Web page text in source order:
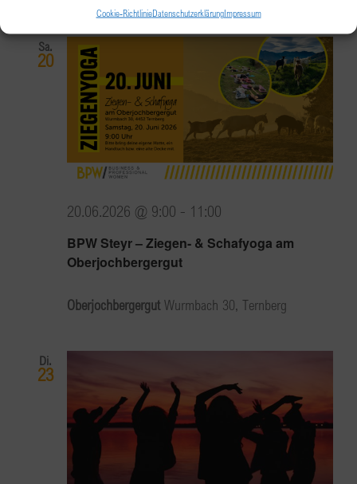
Cookie-RichtlinieDatenschutzerklärungImpressum
Sa.
20
BPW Steyr – Ziegen- & Schafyoga am
Oberjochbergergut
20.06.2026 @ 9:00 - 11:00
Oberjochbergergut Wurmbach 30, Ternberg
Di.
23